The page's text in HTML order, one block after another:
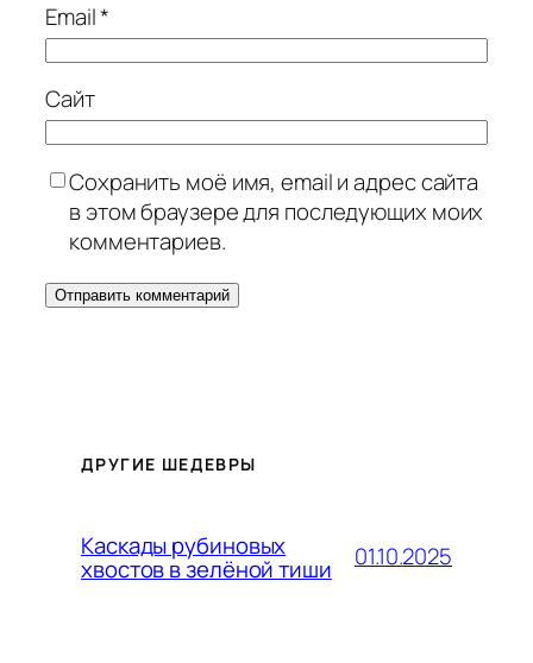
Email*
Сайт
Сохранить моё имя, email и адрес сайта
в этом браузере для последующих моих
комментариев.
ДРУГИЕ ШЕДЕВРЫ
Каскады рубиновых
хвостов в зелёной тиши 01.10.2025